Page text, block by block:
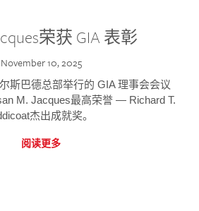
荣获 GIA 表彰
November 10, 2025
斯巴德总部举行的 GIA 理事会会议
M. Jacques最高荣誉 — Richard T.
杰出成就奖。
阅读更多